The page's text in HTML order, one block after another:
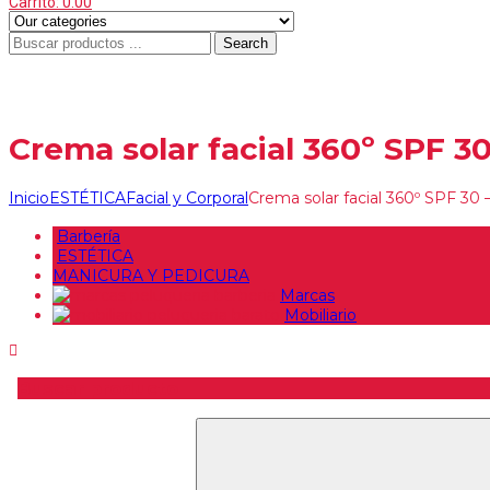
Search
Crema solar facial 360º SPF
InicioESTÉTICAFacial y CorporalCrema solar facial 360º SPF 30
Barbería
ESTÉTICA
MANICURA Y PEDICURA
Marcas
Mobiliario